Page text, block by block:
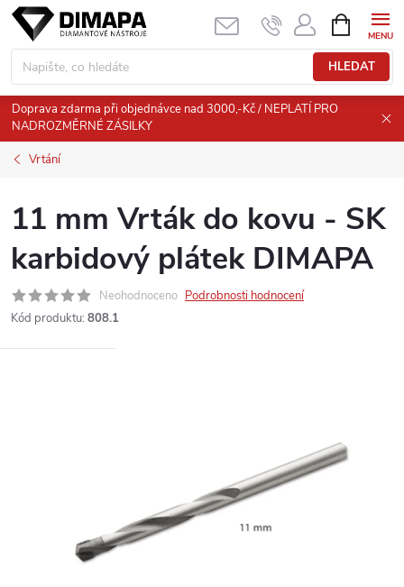
Přejít
obsah
HLEDAT
NÁKUPNÍ
KOŠÍK
Doprava zdarma při objednávce nad 3000,-Kč / NEPLATÍ PRO
NADROZMĚRNÉ ZÁSILKY
Vrtání
11 mm Vrták do kovu - SK
karbidový plátek DIMAPA
Neohodnoceno Podrobnosti hodnocení
Kód produktu: 808.1